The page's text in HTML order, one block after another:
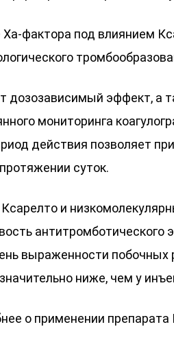
Ха-фактора под влиянием
дозозависимый эффект, а
мониторинга
действия позволяет
суток.
и
антитромботического
выраженности побочных
ниже, чем у
о применении препарата